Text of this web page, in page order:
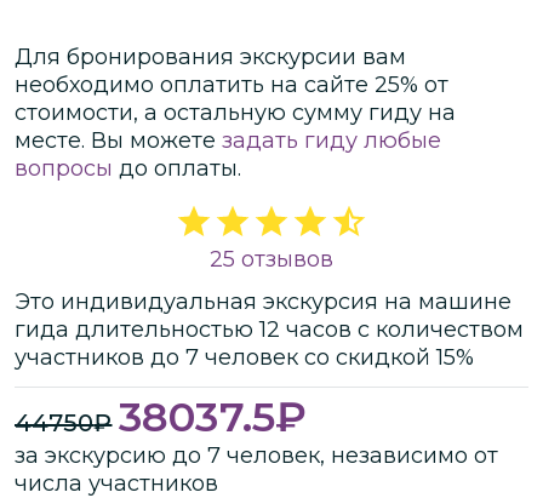
Для бронирования экскурсии вам
необходимо оплатить на сайте 25% от
стоимости, а остальную сумму гиду на
месте. Вы можете задать гиду любые
вопросы до оплаты.
25 отзывов
Это индивидуальная экскурсия на машине
гида длительностью12 часов с количеством
участников до 7 человек со скидкой 15%
44750₽ 38037.5₽
за экскурсию до 7 человек, независимо от
числа участников